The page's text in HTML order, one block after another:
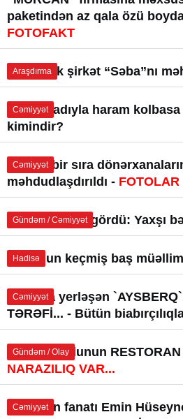
paketindən az qala özü boyda
FOTOFAKT
Araşdırma
Üç böyük şirkət “Səba”nı
Cəmiyyət
“Halal” adıyla haram
kimindir?
Cəmiyyət
Bakıda bir sıra
məhdudlaşdırıldı - FOTOLAR
Gündəm / Cəmiyyət
AQTA öz işini gördü: Yaxşı
Hadisə
BDU-nun keçmiş baş
Cəmiyyət
Şıxovda yerləşən
TƏRƏFİ... - Bütün
Gündəm / Olay
General oğlunun
NARAZILIQ VAR...
Cəmiyyət
Baboşun fanatı Emin